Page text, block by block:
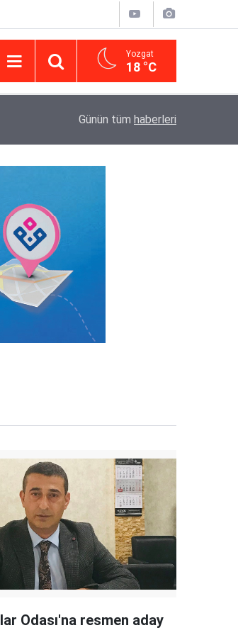
Yozgat
18 °C
Yargıtay’da iletişim hamlesi: Kurumsal
Günün tüm haberleri
Odası'na resmen aday